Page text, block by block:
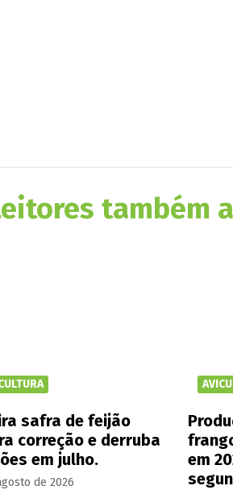
também
safra de feijão
correção e derruba
em julho.
de 2026
em